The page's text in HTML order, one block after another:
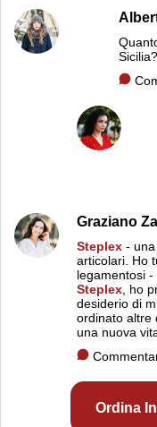
Sicilia?
Graziano
Steplex -
articolari. Ho
legamentosi
Steplex, ho
desiderio di
ordinato altre
una nuova
Ordina